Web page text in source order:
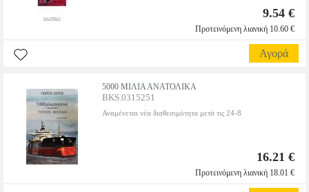
9.54 €
Προτεινόμενη λιανική 10.60 €
Αγορά
5000 ΜΙΛΙΑ ΑΝΑΤΟΛΙΚΑ
BKS.0315251
Αναμένεται νέα διαθεσιμότητα μετά τις 24-8
16.21 €
Προτεινόμενη λιανική 18.01 €